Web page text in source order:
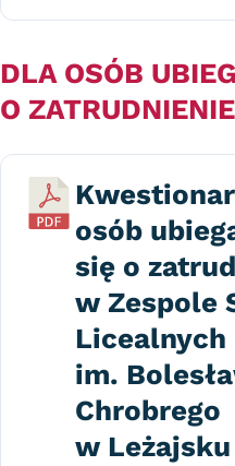
DLA OSÓB
O ZATRUDNIENIE
osób
się o
w Zespole
Licealnych
im.
Chrobrego
w Leżajsku